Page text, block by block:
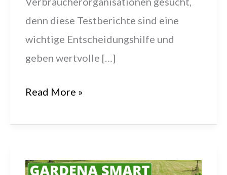
denn diese Testberichte sind eine
wichtige Entscheidungshilfe und
geben wertvolle […]
Bewertung:
Sileno
für
Read More »